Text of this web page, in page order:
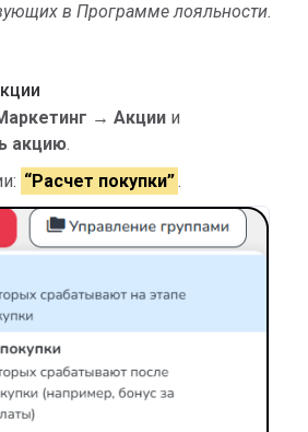
в Программе лояльности.
→ Акции и
акцию.
“Расчет покупки”.